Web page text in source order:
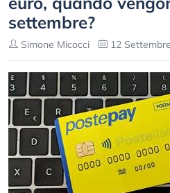
settembre?
Simone Micocci 12